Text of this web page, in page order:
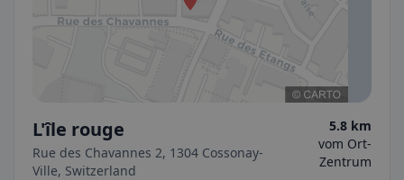
L'île rouge
Rue des Chavannes 2, 1304 Cossonay-
Ville, Switzerland
5.8 km
vom Ort-
Zentrum